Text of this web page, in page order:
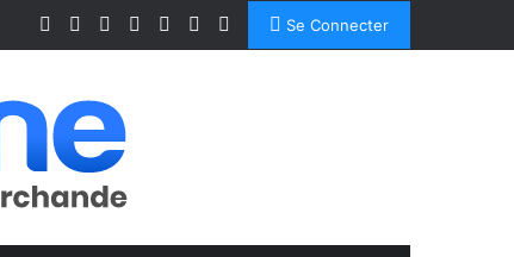
FacebookLinkedinYouTubeInstagram
SpotifyTikTokSe Connecter